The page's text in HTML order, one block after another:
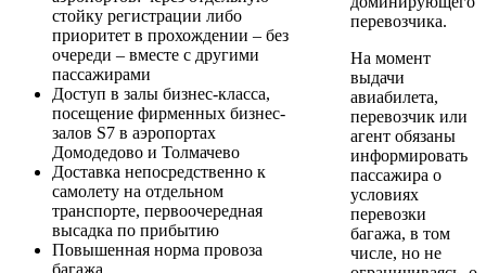
стойку регистрации либо
приоритет в прохождении – без
очереди – вместе с другими
пассажирами
Доступ в залы бизнес-класса,
посещение фирменных бизнес-
залов S7 в аэропортах
Домодедово и Толмачево
Доставка непосредственно к
самолету на отдельном
транспорте, первоочередная
высадка по прибытию
Повышенная норма провоза
перевозчика.
На момент
выдачи
авиабилета,
перевозчик или
агент обязаны
информировать
пассажира о
условиях
перевозки
багажа, в том
числе, но не